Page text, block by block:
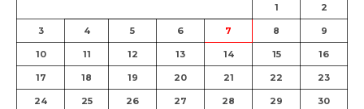
1 2
3 4 5 6 7 8 9
10 11 12 13 14 15 16
17 18 19 20 21 22 23
24 25 26 27 28 29 30